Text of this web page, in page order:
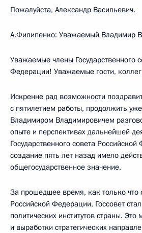
Пожалуйста, Александр Васильевич.
А.Филипенко: Уважаемый Владимир
Уважаемые члены Государственного
Федерации! Уважаемые гости,
Искренне рад возможности
с пятилетием работы, продолжить
Владимиром Владимировичем
опыте и перспективах дальнейшей
Государственного совета
создание пять лет назад имело
общегосударственное значение.
За прошедшее время, как только что
Российской Федерации, Госсовет
политических институтов страны.
и выработки стратегических